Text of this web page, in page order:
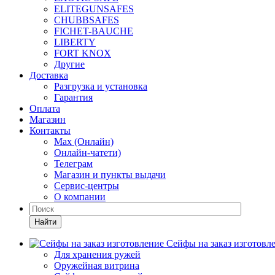
ELITEGUNSAFES
CHUBBSAFES
FICHET-BAUCHE
LIBERTY
FORT KNOX
Другие
Доставка
Разгрузка и установка
Гарантия
Оплата
Магазин
Контакты
Max (Онлайн)
Онлайн-чатети)
Телеграм
Магазин и пункты выдачи
Сервис-центры
О компании
Найти
Сейфы на заказ
Для хранения ружей
Оружейная витрина